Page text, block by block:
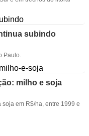
subindo
Paulo.
milho e soja
em R$/ha, entre 1999 e